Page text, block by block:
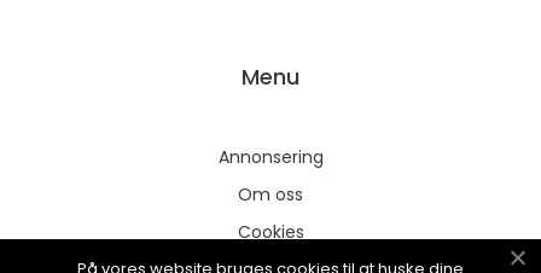
Menu
Annonsering
Om oss
Cookies